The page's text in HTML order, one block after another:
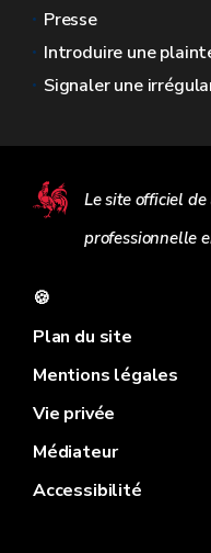
Presse
Introduire une
Signaler une
Le site officiel
professionnelle
🍪
Plan du site
Mentions légales
Vie privée
Médiateur
Accessibilité